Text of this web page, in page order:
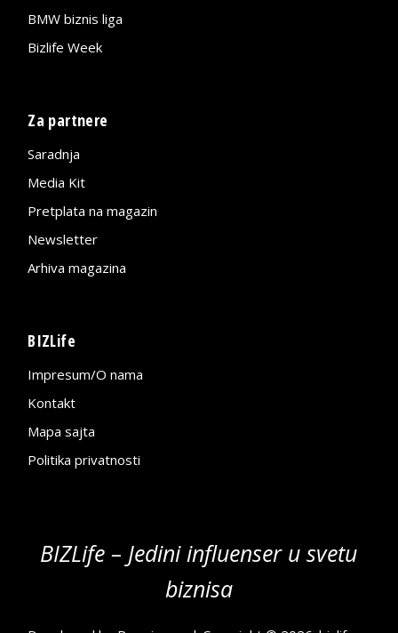
BMW biznis liga
Bizlife Week
Za partnere
Saradnja
Media Kit
Pretplata na magazin
Newsletter
Arhiva magazina
BIZLife
Impresum/O nama
Kontakt
Mapa sajta
Politika privatnosti
BIZLife – Jedini influenser u svetu
biznisa